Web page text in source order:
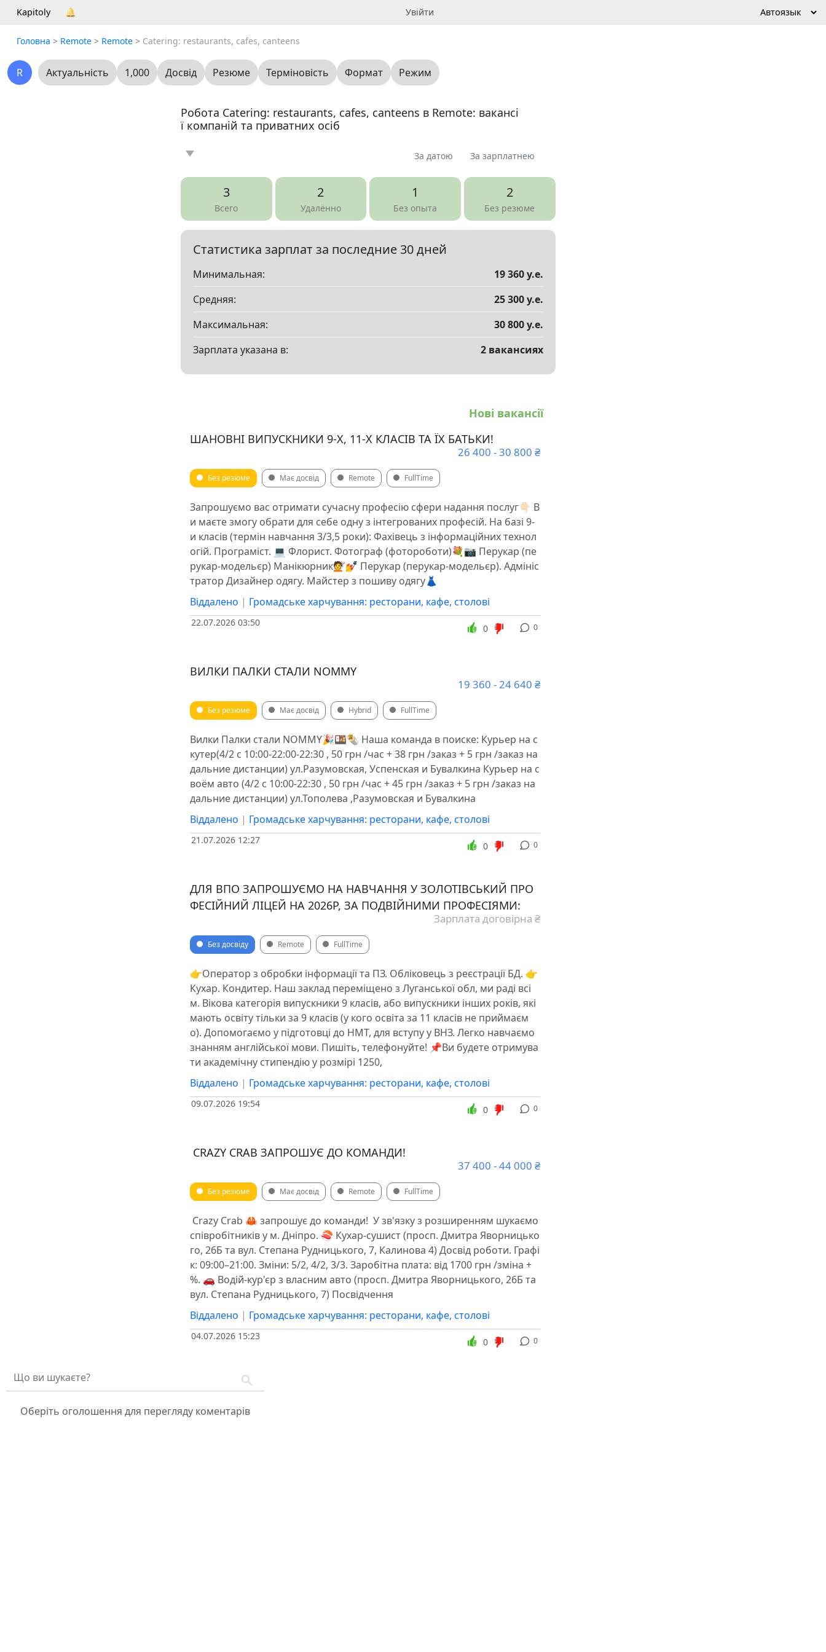
Kapitoly 🔔 Увійти
Головна > Remote > Remote > Catering: restaurants, cafes, canteens
R Актуальність 1,000 Досвід Резюме Терміновість Формат Режим
Робота Catering: restaurants, cafes, canteens в Remote: вакансі
ї компаній та приватних осіб
Новина Стаття Пропоную Шукаю Запитання
Вакансія
Показать все разделы
За датою За зарплатнею
3
Всего
2
Удалённо
1
Без опыта
2
Без резюме
Статистика зарплат за последние 30 дней
Минимальная:
19 360 у.е.
Средняя:
25 300 у.е.
Максимальная:
30 800 у.е.
Зарплата указана в:
2 вакансиях
Нові вакансії
ШАНОВНІ ВИПУСКНИКИ 9-Х, 11-Х КЛАСІВ ТА ЇХ БАТЬКИ!
26 400 - 30 800 ₴
Без резюме Має досвід Remote FullTime
Запрошуємо вас отримати сучасну професію сфери надання послуг👇🏻 В
и маєте змогу обрати для себе одну з інтегрованих професій. На базі 9-
и класів (термін навчання 3/3,5 роки): ️Фахівець з інформаційних технол
огій. Програміст. 💻 ️Флорист. Фотограф (фотороботи)💐📷 ️Перукар (пе
рукар-модельєр) Манікюрник💇‍️💅 ️Перукар (перукар-модельєр). Адмініс
тратор ️Дизайнер одягу. Майстер з пошиву одягу👗
Віддалено | Громадське харчування: ресторани, кафе, столові
22.07.2026 03:50 0
0
ВИЛКИ ПАЛКИ СТАЛИ NOMMY
19 360 - 24 640 ₴
Без резюме Має досвід Hybrid FullTime
Вилки Палки стали NOMMY🎉🍱🌯 Наша команда в поиске: Курьер на с
кутер(4/2 с 10:00-22:00-22:30 , 50 грн /час + 38 грн /заказ + 5 грн /заказ на
дальние дистанции) ул.Разумовская, Успенская и Бувалкина Курьер на с
воём авто (4/2 с 10:00-22:30 , 50 грн /час + 45 грн /заказ + 5 грн /заказ на
дальние дистанции) ул.Тополева ,Разумовская и Бувалкина
Віддалено | Громадське харчування: ресторани, кафе, столові
21.07.2026 12:27 0
0
ДЛЯ ВПО ЗАПРОШУЄМО НА НАВЧАННЯ У ЗОЛОТІВСЬКИЙ ПРО
ФЕСІЙНИЙ ЛІЦЕЙ НА 2026Р, ЗА ПОДВІЙНИМИ ПРОФЕСІЯМИ:
Зарплата договірна ₴
Без досвіду Remote FullTime
👉Оператор з обробки інформації та ПЗ. Обліковець з реєстрації БД. 👉
Кухар. Кондитер. Наш заклад переміщено з Луганської обл, ми раді всі
м. Вікова категорія випускники 9 класів, або випускники інших років, які
мають освіту тільки за 9 класів (у кого освіта за 11 класів не приймаєм
о). Допомогаємо у підготовці до НМТ, для вступу у ВНЗ. Легко навчаємо
знанням англійської мови. Пишіть, телефонуйте! 📌Ви будете отримува
ти академічну стипендію у розмірі 1250,
Віддалено | Громадське харчування: ресторани, кафе, столові
09.07.2026 19:54 0
0
️ CRAZY CRAB ЗАПРОШУЄ ДО КОМАНДИ! ️
37 400 - 44 000 ₴
Без резюме Має досвід Remote FullTime
️ Crazy Crab 🦀 запрошує до команди! ️ У зв'язку з розширенням шукаємо
співробітників у м. Дніпро. 🍣 Кухар-сушист (просп. Дмитра Яворницько
го, 26Б та вул. Степана Рудницького, 7, Калинова 4) Досвід роботи. Графі
к: 09:00–21:00. Зміни: 5/2, 4/2, 3/3. Заробітна плата: від 1700 грн /зміна +
%. 🚗 Водій-кур'єр з власним авто (просп. Дмитра Яворницького, 26Б та
вул. Степана Рудницького, 7) Посвідчення
Віддалено | Громадське харчування: ресторани, кафе, столові
04.07.2026 15:23 0
0
Оберіть оголошення для перегляду коментарів